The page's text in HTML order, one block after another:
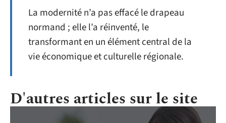
La modernité n’a pas effacé le drapeau
normand ; elle l’a réinventé, le
transformant en un élément central de la
vie économique et culturelle régionale.
D'autres articles sur le site